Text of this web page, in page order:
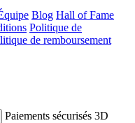
Blog Hall of Fame
Politique de
de remboursement
Paiements sécurisés 3D